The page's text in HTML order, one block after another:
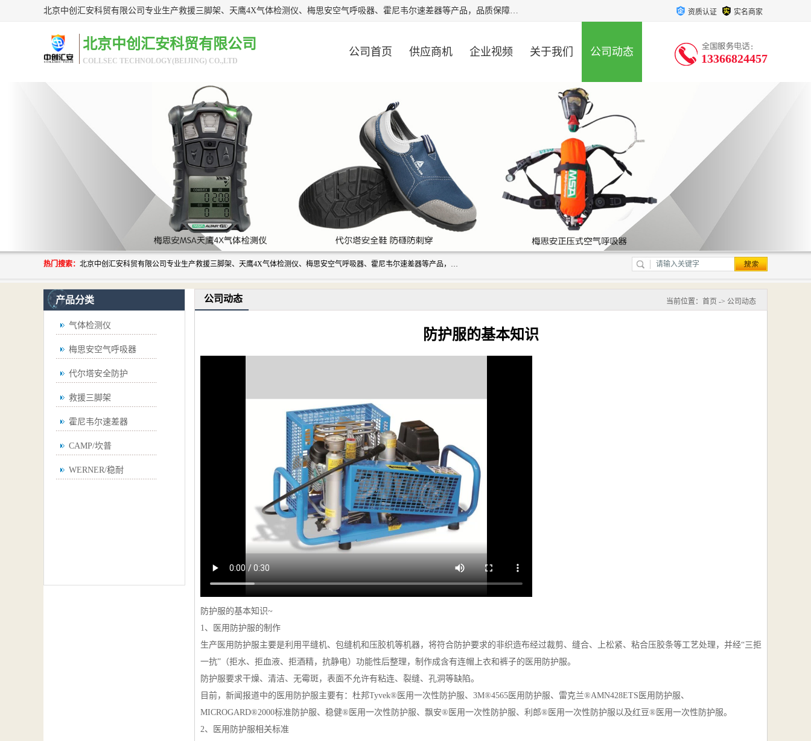
北京中创汇安科贸有限公司专业生产救援三脚架、天鹰4X气体检测仪、梅思安空气呼吸器、霍尼韦尔速差器等产品，品质保障，价格合理，欢迎在线致电咨询。 资质认证 实名商家
北京中创汇安科贸有限公司
COLLSEC TECHNOLOGY(BEIJING) CO.,LTD
公司首页 供应商机 企业视频 关于我们 公司动态 13366824457
热门搜索： 北京中创汇安科贸有限公司专业生产救援三脚架、天鹰4X气体检测仪、梅思安空气呼吸器、霍尼韦尔速差器等产品，品质保障，价格合理，欢迎在线致电咨询。
产品分类
气体检测仪
梅思安空气呼吸器
代尔塔安全防护
救援三脚架
霍尼韦尔速差器
CAMP/坎普
WERNER/稳耐
公司动态 当前位置： 首页 -> 公司动态
防护服的基本知识
防护服的基本知识~
1、医用防护服的制作
生产医用防护服主要是利用平缝机、包缝机和压胶机等机器，将符合防护要求的非织造布经过裁剪、缝合、上松紧、粘合压胶条等工艺处理，并经“三拒
一抗”（拒水、拒血液、拒酒精，抗静电）功能性后整理，制作成含有连帽上衣和裤子的医用防护服。
防护服要求干燥、清洁、无霉斑，表面不允许有粘连、裂缝、孔洞等缺陷。
目前，新闻报道中的医用防护服主要有：杜邦Tyvek®医用一次性防护服、3M®4565医用防护服、雷克兰®AMN428ETS医用防护服、
MICROGARD®2000标准防护服、稳健®医用一次性防护服、飘安®医用一次性防护服、利郎®医用一次性防护服以及红豆®医用一次性防护服。
2、医用防护服相关标准